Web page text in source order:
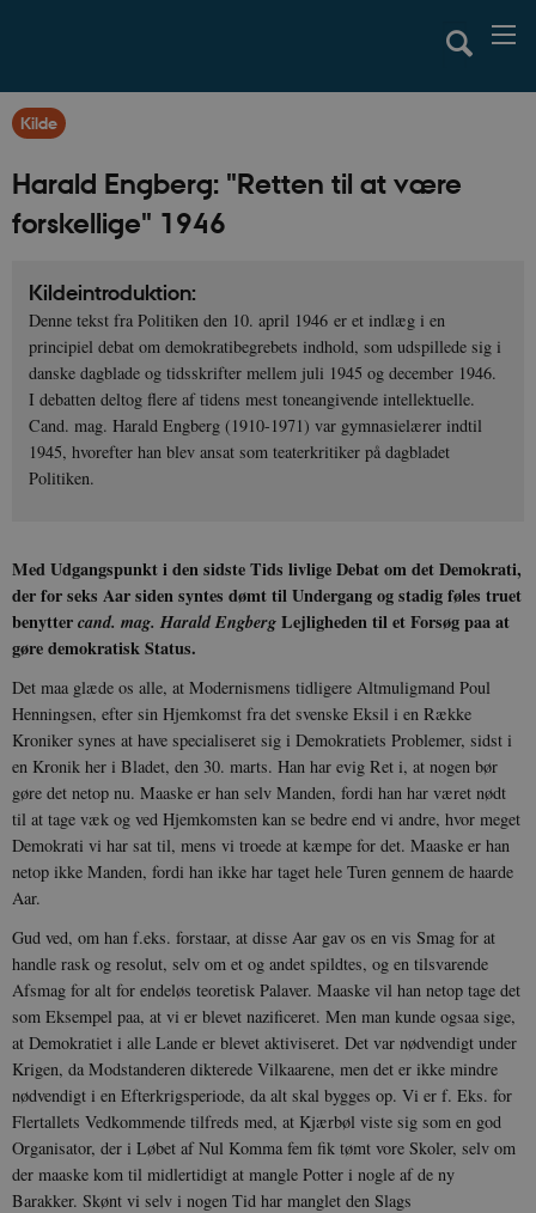
Kilde
Harald Engberg: "Retten til at være
forskellige" 1946
Kildeintroduktion:
Denne tekst fra Politiken den 10. april 1946 er et indlæg i en
principiel debat om demokratibegrebets indhold, som udspillede sig i
danske dagblade og tidsskrifter mellem juli 1945 og december 1946.
I debatten deltog flere af tidens mest toneangivende intellektuelle.
Cand. mag. Harald Engberg (1910-1971) var gymnasielærer indtil
1945, hvorefter han blev ansat som teaterkritiker på dagbladet
Politiken.
Med Udgangspunkt i den sidste Tids livlige Debat om det Demokrati,
der for seks Aar siden syntes dømt til Undergang og stadig føles truet
benytter cand. mag. Harald Engberg Lejligheden til et Forsøg paa at
gøre demokratisk Status.
Det maa glæde os alle, at Modernismens tidligere Altmuligmand Poul
Henningsen, efter sin Hjemkomst fra det svenske Eksil i en Række
Kroniker synes at have specialiseret sig i Demokratiets Problemer, sidst i
en Kronik her i Bladet, den 30. marts. Han har evig Ret i, at nogen bør
gøre det netop nu. Maaske er han selv Manden, fordi han har været nødt
til at tage væk og ved Hjemkomsten kan se bedre end vi andre, hvor meget
Demokrati vi har sat til, mens vi troede at kæmpe for det. Maaske er han
netop ikke Manden, fordi han ikke har taget hele Turen gennem de haarde
Aar.
Gud ved, om han f.eks. forstaar, at disse Aar gav os en vis Smag for at
handle rask og resolut, selv om et og andet spildtes, og en tilsvarende
Afsmag for alt for endeløs teoretisk Palaver. Maaske vil han netop tage det
som Eksempel paa, at vi er blevet nazificeret. Men man kunde ogsaa sige,
at Demokratiet i alle Lande er blevet aktiviseret. Det var nødvendigt under
Krigen, da Modstanderen dikterede Vilkaarene, men det er ikke mindre
nødvendigt i en Efterkrigsperiode, da alt skal bygges op. Vi er f. Eks. for
Flertallets Vedkommende tilfreds med, at Kjærbøl viste sig som en god
Organisator, der i Løbet af Nul Komma fem fik tømt vore Skoler, selv om
der maaske kom til midlertidigt at mangle Potter i nogle af de ny
Barakker. Skønt vi selv i nogen Tid har manglet den Slags